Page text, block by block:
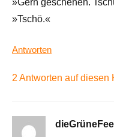
»Gern geschehen.
»Tschö.«
Antworten
2 Antworten auf
dieGrüneFee